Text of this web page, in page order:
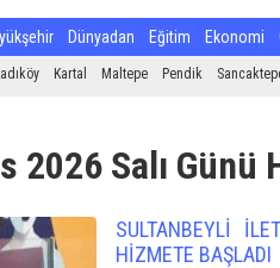
Dünyadan Eğitim Ekonomi
Kartal Maltepe Pendik
2026 Salı Günü
SULTANBEYLİ
HİZMETE BAŞLADI